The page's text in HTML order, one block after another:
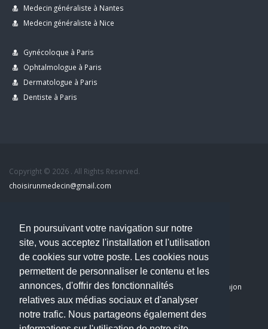
En poursuivant votre navigation sur notre
site, vous acceptez l'installation et l'utilisation
de cookies sur votre poste. Les cookies nous
permettent de personnaliser le contenu et les
annonces, d'offrir des fonctionnalités
relatives aux médias sociaux et d'analyser
notre trafic. Nous partageons également des
Medecin généraliste à Nantes
Medecin généraliste à Nice
Gynécoloque à Paris
Ophtalmologue à Paris
Dermatologue à Paris
Dentiste à Paris
Copyright © 2026 . All Rights Reserved.
choisirunmedecin@gmail.com
Accueil
Blog
Mon compte
Dernier avis : PASCAL DELCAMPE, Chirurgien maxillo-faciale à Arpajon
Mentions légales
Politique de confidentialité